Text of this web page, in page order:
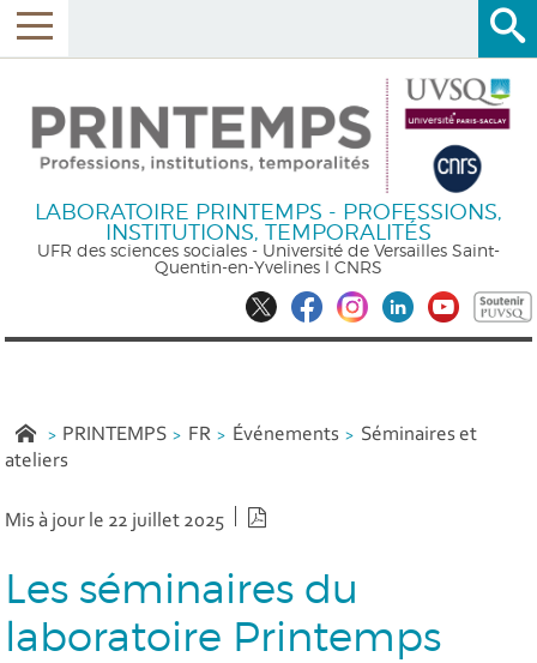
LABORATOIRE PRINTEMPS - PROFESSIONS,
INSTITUTIONS, TEMPORALITÉS
UFR des sciences sociales - Université de Versailles Saint-
Quentin-en-Yvelines l CNRS
PRINTEMPS FR Événements
Séminaires et
ateliers
Mis à jour le 22 juillet 2025
Les séminaires du
laboratoire Printemps